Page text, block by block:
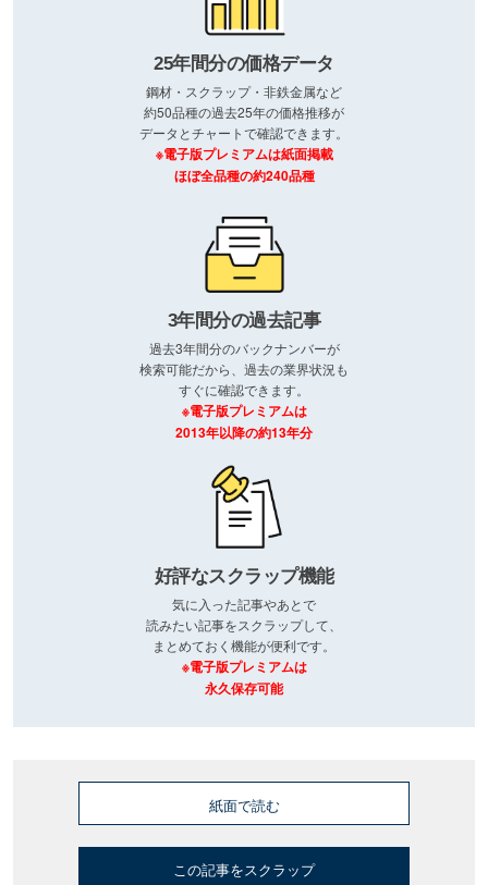
25年間分の価格データ
鋼材・スクラップ・非鉄金属など
約50品種の過去25年の価格推移が
データとチャートで確認できます。
※電子版プレミアムは紙面掲載
ほぼ全品種の約240品種
3年間分の過去記事
過去3年間分のバックナンバーが
検索可能だから、過去の業界状況も
すぐに確認できます。
※電子版プレミアムは
2013年以降の約13年分
好評なスクラップ機能
気に入った記事やあとで
読みたい記事をスクラップして、
まとめておく機能が便利です。
※電子版プレミアムは
永久保存可能
紙面で読む
この記事をスクラップ